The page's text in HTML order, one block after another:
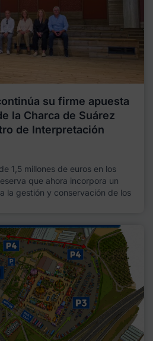
su firme apuesta
la Charca de Suárez
de Interpretación
1,5 millones de euros en los
que ahora incorpora un
la gestión y conservación de los